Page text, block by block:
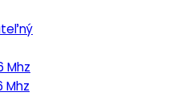
Mhz
Mhz